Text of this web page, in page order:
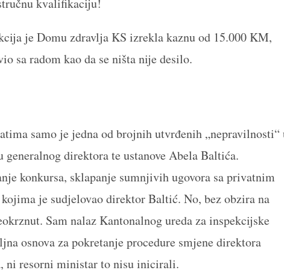
kvalifikaciju!
je Domu zdravlja KS izrekla kaznu od 15.000 KM,
sa radom kao da se ništa nije desilo.
samo je jedna od brojnih utvrđenih „nepravilnosti“
direktora te ustanove Abela Baltića.
konkursa, sklapanje sumnjivih ugovora sa privatnim
je sudjelovao direktor Baltić. No, bez obzira na
Sam nalaz Kantonalnog ureda za inspekcijske
osnova za pokretanje procedure smjene direktora
ni resorni ministar to nisu inicirali.